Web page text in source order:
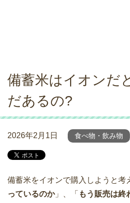
備蓄米はイオンだ
だあるの?
2026年2月1日 食べ物・飲み物
備蓄米をイオンで購入しようと考
っているのか」、「 もう販売は終